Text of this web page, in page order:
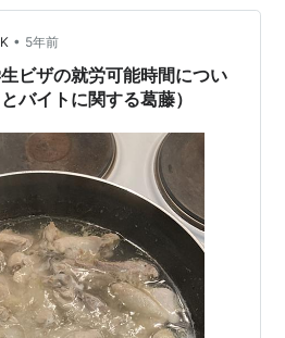
• 5年前
生ビザの就労可能時間につい
バイトに関する葛藤）